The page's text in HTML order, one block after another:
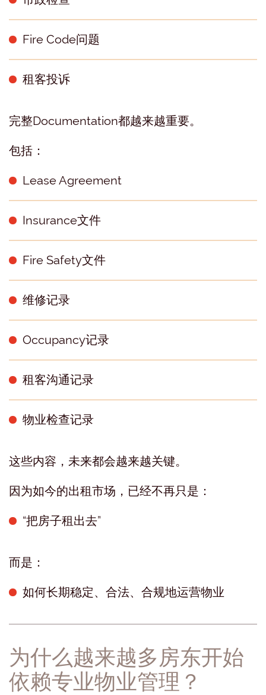
Fire Code问题
租客投诉
完整Documentation都越来越重要。
包括：
Lease Agreement
Insurance文件
Fire Safety文件
维修记录
Occupancy记录
租客沟通记录
物业检查记录
这些内容，未来都会越来越关键。
因为如今的出租市场，已经不再只是：
“把房子租出去”
而是：
如何长期稳定、合法、合规地运营物业
为什么越来越多房东开始
依赖专业物业管理？